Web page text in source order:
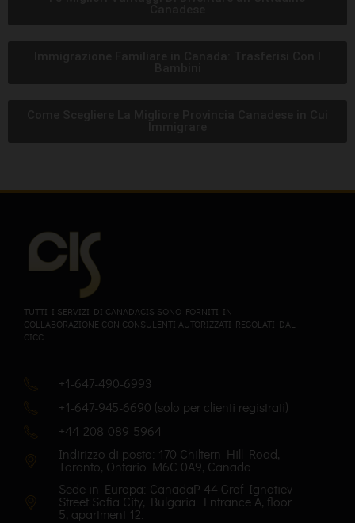
TUTTI I SERVIZI DI CANADACIS SONO FORNITI IN
COLLABORAZIONE CON CONSULENTI AUTORIZZATI REGOLATI DAL
CICC.
+1-647-490-6993
+1-647-945-6690 (solo per clienti registrati)
+44-208-089-5964
Indirizzo di posta: 170 Chiltern Hill Road,
Toronto, Ontario M6C 0A9, Canada
Sede in Europa: CanadaP 44 Graf Ignatiev
Street Sofia City, Bulgaria. Entrance A, floor
5, apartment 12.